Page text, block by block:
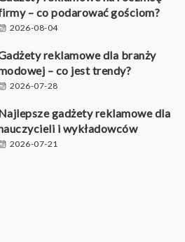
– co podarować gościom?
2026-08-04
reklamowe dla branży
– co jest trendy?
2026-07-28
gadżety reklamowe dla
i wykładowców
2026-07-21